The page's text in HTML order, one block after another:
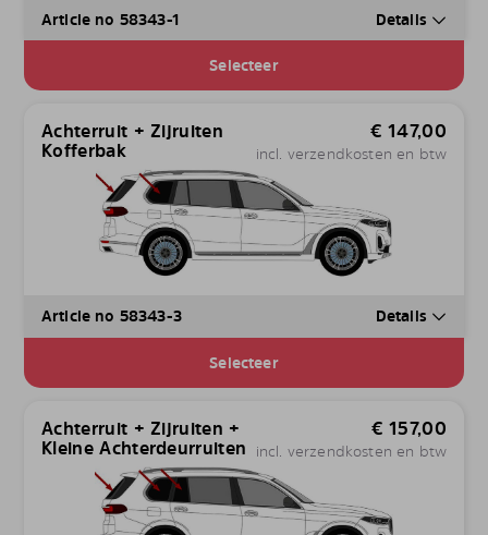
Article no 58343-1 Details
Selecteer
Achterruit + Zijruiten
Kofferbak
€ 147,00
incl. verzendkosten en btw
Article no 58343-3 Details
Selecteer
Achterruit + Zijruiten +
Kleine Achterdeurruiten
€ 157,00
incl. verzendkosten en btw